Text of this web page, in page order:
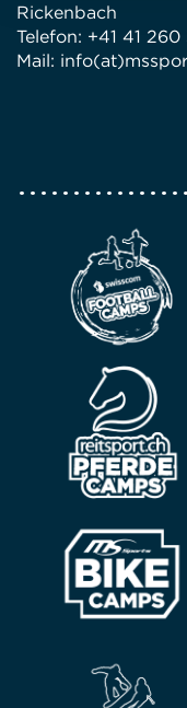
Rickenbach
Telefon: +41 41
Mail: